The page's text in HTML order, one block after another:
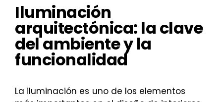
Iluminación
arquitectónica: la clave
del ambiente y la
funcionalidad
La iluminación es uno de los elementos